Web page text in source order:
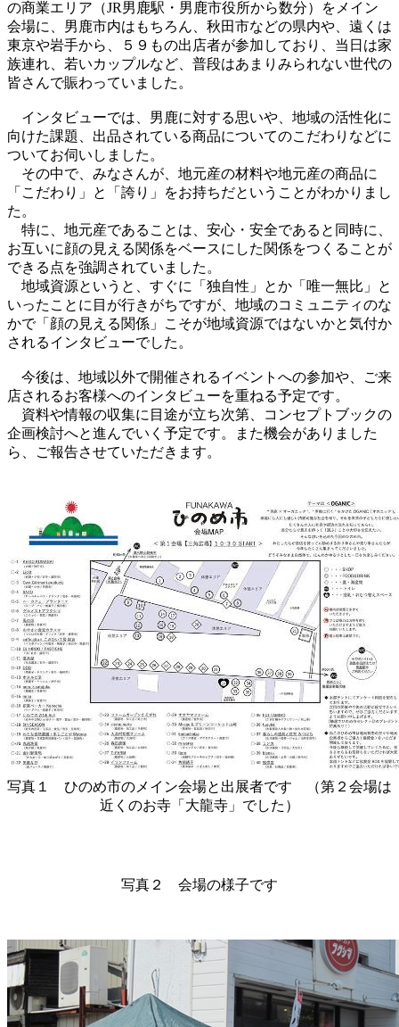
の商業エリア（JR男鹿駅・男鹿市役所から数分）をメイン
会場に、男鹿市内はもちろん、秋田市などの県内や、遠くは
東京や岩手から、５９もの出店者が参加しており、当日は家
族連れ、若いカップルなど、普段はあまりみられない世代の
皆さんで賑わっていました。
インタビューでは、男鹿に対する思いや、地域の活性化に
向けた課題、出品されている商品についてのこだわりなどに
ついてお伺いしました。
その中で、みなさんが、地元産の材料や地元産の商品に
「こだわり」と「誇り」をお持ちだということがわかりまし
た。
特に、地元産であることは、安心・安全であると同時に、
お互いに顔の見える関係をベースにした関係をつくることが
できる点を強調されていました。
地域資源というと、すぐに「独自性」とか「唯一無比」と
いったことに目が行きがちですが、地域のコミュニティのな
かで「顔の見える関係」こそが地域資源ではないかと気付か
されるインタビューでした。
今後は、地域以外で開催されるイベントへの参加や、ご来
店されるお客様へのインタビューを重ねる予定です。
資料や情報の収集に目途が立ち次第、コンセプトブックの
企画検討へと進んでいく予定です。また機会がありました
ら、ご報告させていただきます。
写真１ ひのめ市のメイン会場と出展者です （第２会場は
近くのお寺「大龍寺」でした）
写真２ 会場の様子です